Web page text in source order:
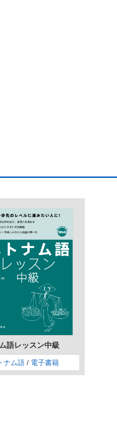
語レッスン中級
ナム語 電子書籍